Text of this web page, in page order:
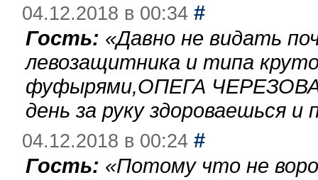
04.12.2018 в 00:34 #
Гость: «Давно не видать
левозащитника и типа
фуфырями,ОПЕГА
день за руку здороваешься
04.12.2018 в 00:24 #
Гость: «Потому что не